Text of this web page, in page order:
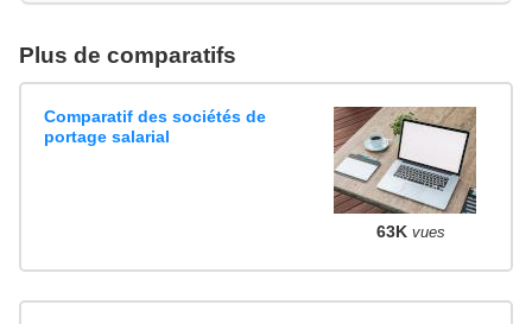
Plus de comparatifs
Comparatif des sociétés de
portage salarial
63K vues